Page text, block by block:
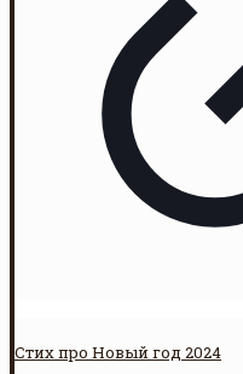
Стих про Новый год 2024